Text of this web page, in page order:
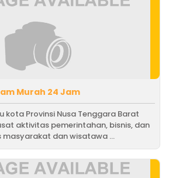
Murah 24 Jam
kota Provinsi Nusa Tenggara Barat
aktivitas pemerintahan, bisnis, dan
dan wisatawa ...